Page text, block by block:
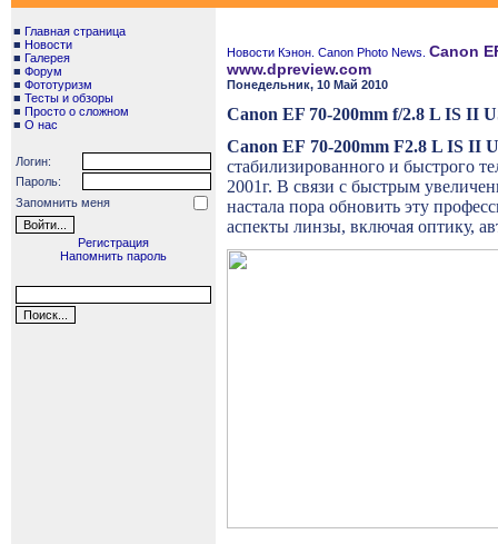
■ Главная страница
■ Новости
■ Галерея
■ Форум
■ Фототуризм
■ Тесты и обзоры
■ Просто о сложном
■ О нас
Логин:
Пароль:
Запомнить меня
Регистрация
Напомнить пароль
Новости Кэнон. Canon Photo News. Canon
www.dpreview.com
Понедельник, 10 Май 2010
Canon EF 70-200mm f/2.8 L IS II
Canon EF 70-200mm F2.8 L IS II
стабилизированного и быстрого
2001г. В связи с быстрым
настала пора обновить эту
аспекты линзы, включая оптику,